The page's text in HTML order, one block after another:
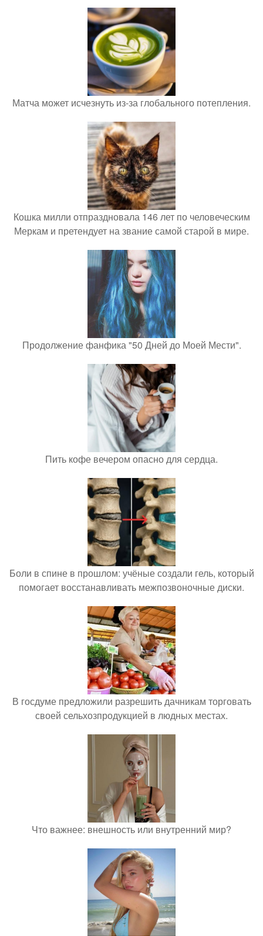
Матча может исчезнуть из-за глобального потепления.
Кошка милли отпраздновала 146 лет по человеческим
Меркам и претендует на звание самой старой в мире.
Продолжение фанфика "50 Дней до Моей Мести".
Пить кофе вечером опасно для сердца.
Боли в спине в прошлом: учёные создали гель, который
помогает восстанавливать межпозвоночные диски.
В госдуме предложили разрешить дачникам торговать
своей сельхозпродукцией в людных местах.
Что важнее: внешность или внутренний мир?